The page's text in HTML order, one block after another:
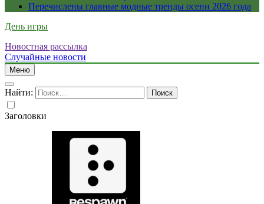
Перечислены главные модные тренды осени 2026 года
День игры
Новостная рассылка
Случайные новости
Меню
Найти:
Заголовки